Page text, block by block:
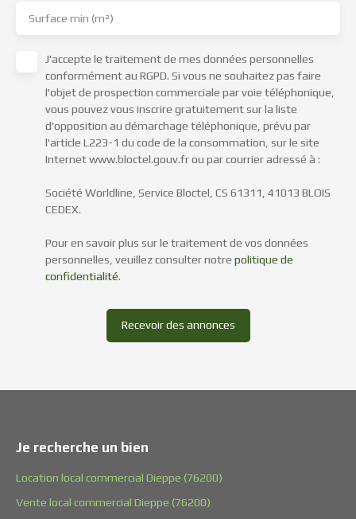
Surface min (m²)
J'accepte le traitement de mes données personnelles
conformément au RGPD. Si vous ne souhaitez pas faire
l'objet de prospection commerciale par voie téléphonique,
vous pouvez vous inscrire gratuitement sur la liste
d'opposition au démarchage téléphonique, prévu par
l'article L223-1 du code de la consommation, sur le site
Internet www.bloctel.gouv.fr ou par courrier adressé à :
Société Worldline, Service Bloctel, CS 61311, 41013 BLOIS
CEDEX.
Pour en savoir plus sur le traitement de vos données
personnelles, veuillez consulter notre politique de
confidentialité.
Recevoir des annonces
Je recherche un bien
Location local commercial Dieppe (76200)
Vente local commercial Dieppe (76200)